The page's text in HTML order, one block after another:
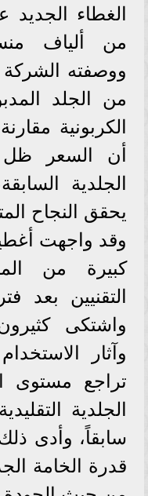
الغطاء
من ألياف
ووصفته الشركة
من الجلد
الكربونية
أن السعر ظل
يحقق النجاح
كبيرة من
التقنيين بعد
واشتكى
وآثار
تراجع مستوى
الجلدية
سابقاً، وأدى
قدرة الخامة